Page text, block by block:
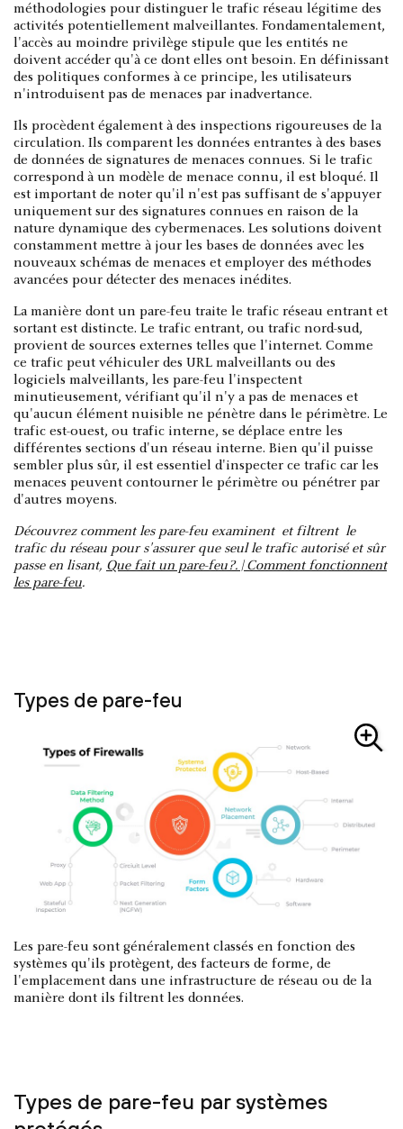
méthodologies pour distinguer le trafic réseau légitime des
activités potentiellement malveillantes. Fondamentalement,
l'accès au moindre privilège stipule que les entités ne
doivent accéder qu'à ce dont elles ont besoin. En définissant
des politiques conformes à ce principe, les utilisateurs
n'introduisent pas de menaces par inadvertance.
Ils procèdent également à des inspections rigoureuses de la
circulation. Ils comparent les données entrantes à des bases
de données de signatures de menaces connues. Si le trafic
correspond à un modèle de menace connu, il est bloqué. Il
est important de noter qu'il n'est pas suffisant de s'appuyer
uniquement sur des signatures connues en raison de la
nature dynamique des cybermenaces. Les solutions doivent
constamment mettre à jour les bases de données avec les
nouveaux schémas de menaces et employer des méthodes
avancées pour détecter des menaces inédites.
La manière dont un pare-feu traite le trafic réseau entrant et
sortant est distincte. Le trafic entrant, ou trafic nord-sud,
provient de sources externes telles que l'internet. Comme
ce trafic peut véhiculer des URL malveillants ou des
logiciels malveillants, les pare-feu l'inspectent
minutieusement, vérifiant qu'il n'y a pas de menaces et
qu'aucun élément nuisible ne pénètre dans le périmètre. Le
trafic est-ouest, ou trafic interne, se déplace entre les
différentes sections d'un réseau interne. Bien qu'il puisse
sembler plus sûr, il est essentiel d'inspecter ce trafic car les
menaces peuvent contourner le périmètre ou pénétrer par
d'autres moyens.
Découvrez comment les pare-feu examinent et filtrent le
trafic du réseau pour s'assurer que seul le trafic autorisé et sûr
passe en lisant, Que fait un pare-feu?. | Comment fonctionnent
les pare-feu.
Types de pare-feu
Les pare-feu sont généralement classés en fonction des
systèmes qu'ils protègent, des facteurs de forme, de
l'emplacement dans une infrastructure de réseau ou de la
manière dont ils filtrent les données.
Types de pare-feu par systèmes